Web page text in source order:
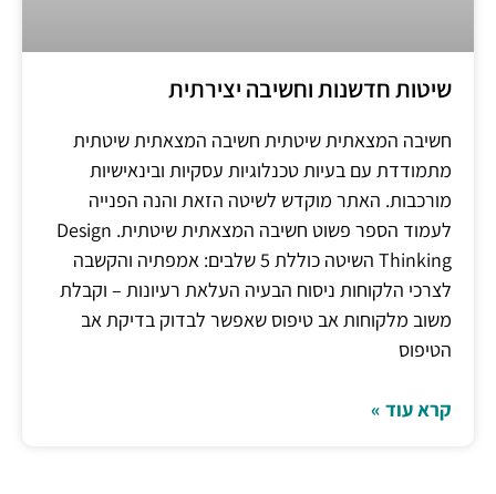
שיטות חדשנות וחשיבה יצירתית
חשיבה המצאתית שיטתית חשיבה המצאתית שיטתית
מתמודדת עם בעיות טכנלוגיות עסקיות ובינאישיות
מורכבות. האתר מוקדש לשיטה הזאת והנה הפנייה
לעמוד הספר פשוט חשיבה המצאתית שיטתית. Design
Thinking השיטה כוללת 5 שלבים: אמפתיה והקשבה
לצרכי הלקוחות ניסוח הבעיה העלאת רעיונות – וקבלת
משוב מלקוחות אב טיפוס שאפשר לבדוק בדיקת אב
הטיפוס
קרא עוד »